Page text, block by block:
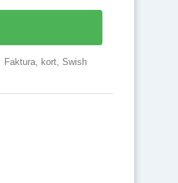
Faktura, kort, Swish